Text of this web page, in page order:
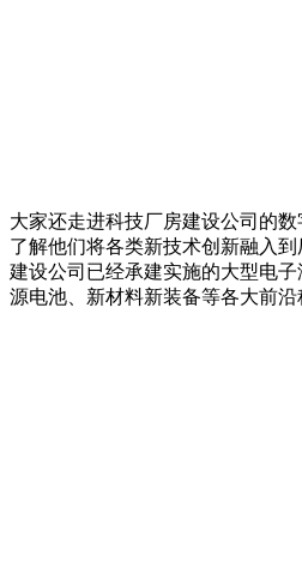
大家还走进科技厂房建设公司的
了解他们将各类新技术创新融入
建设公司已经承建实施的大型电
源电池、新材料新装备等各大前沿